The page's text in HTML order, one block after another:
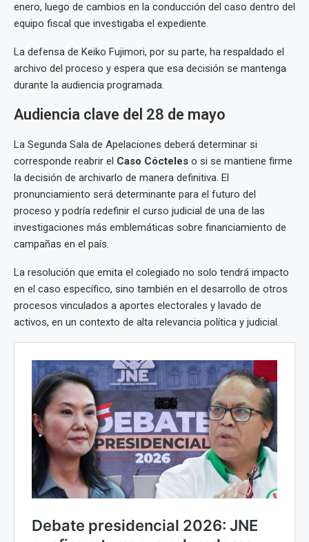
enero, luego de cambios en la conducción del caso dentro del
equipo fiscal que investigaba el expediente.
La defensa de Keiko Fujimori, por su parte, ha respaldado el
archivo del proceso y espera que esa decisión se mantenga
durante la audiencia programada.
Audiencia clave del 28 de mayo
La Segunda Sala de Apelaciones deberá determinar si
corresponde reabrir el Caso Cócteles o si se mantiene firme
la decisión de archivarlo de manera definitiva. El
pronunciamiento será determinante para el futuro del
proceso y podría redefinir el curso judicial de una de las
investigaciones más emblemáticas sobre financiamiento de
campañas en el país.
La resolución que emita el colegiado no solo tendrá impacto
en el caso específico, sino también en el desarrollo de otros
procesos vinculados a aportes electorales y lavado de
activos, en un contexto de alta relevancia política y judicial.